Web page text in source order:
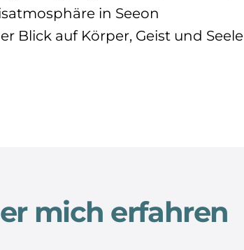
in Seeon
Blick auf Körper, Geist und Seele
mich erfahren